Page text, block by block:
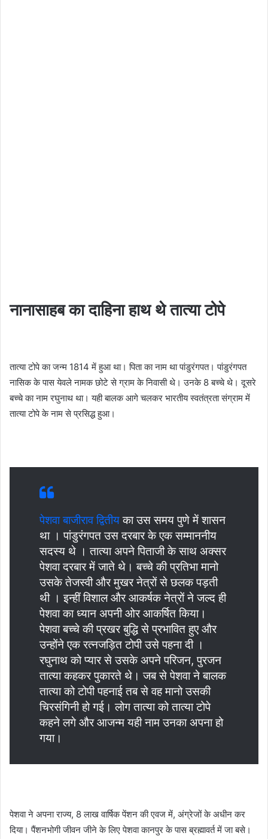
नानासाहब का दाहिना हाथ थे तात्या टोपे
तात्या टोपे का जन्म 1814 में हुआ था। पिता का नाम था पांडुरंगपत। पांडुरंगपत
नासिक के पास येवले नामक छोटे से ग्राम के निवासी थे। उनके 8 बच्चे थे। दूसरे
बच्चे का नाम रघुनाथ था। यही बालक आगे चलकर भारतीय स्वतंत्रता संग्राम में
तात्या टोपे के नाम से प्रसिद्ध हुआ।
पेशवा बाजीराव द्वितीयका उस समय पुणे में शासन
था । पांडुरंगपत उस दरबार के एक सम्माननीय
सदस्य थे । तात्या अपने पिताजी के साथ अक्सर
पेशवा दरबार में जाते थे। बच्चे की प्रतिभा मानो
उसके तेजस्वी और मुखर नेत्रों से छलक पड़ती
थी । इन्हीं विशाल और आकर्षक नेत्रों ने जल्द ही
पेशवा का ध्यान अपनी ओर आकर्षित किया।
पेशवा बच्चे की प्रखर बुद्धि से प्रभावित हुए और
उन्होंने एक रत्नजड़ित टोपी उसे पहना दी ।
रघुनाथ को प्यार से उसके अपने परिजन, पुरजन
तात्या कहकर पुकारते थे। जब से पेशवा ने बालक
तात्या को टोपी पहनाई तब से वह मानो उसकी
चिरसंगिनी हो गई। लोग तात्या को तात्या टोपे
कहने लगे और आजन्म यही नाम उनका अपना हो
गया।
पेशवा ने अपना राज्य, 8 लाख वार्षिक पेंशन की एवज में, अंग्रेजों के अधीन कर
दिया। पैंशनभोगी जीवन जीने के लिए पेशवा कानपुर के पास ब्रह्मावर्त में जा बसे।